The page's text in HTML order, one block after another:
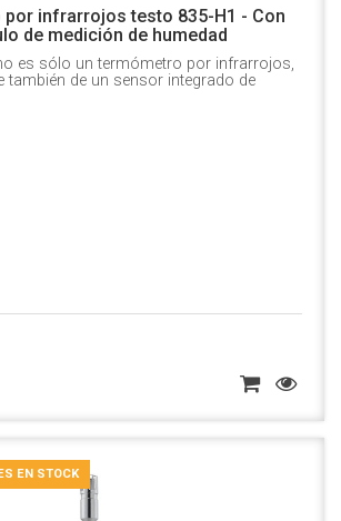
por infrarrojos testo 835-H1 - Con
de medición de humedad
es sólo un termómetro por infrarrojos,
también de un sensor integrado de
EN STOCK